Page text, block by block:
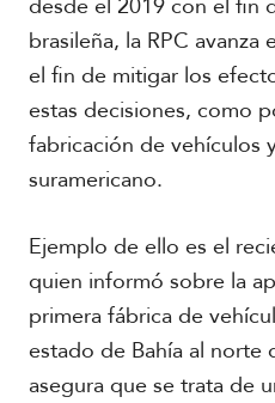
desde el 2019 con el fin
brasileña, la RPC
el fin de mitigar los
estas decisiones, como
fabricación de vehículos
suramericano.
Ejemplo de ello es el
quien informó sobre la
primera fábrica de
estado de Bahía al norte
asegura que se trata de